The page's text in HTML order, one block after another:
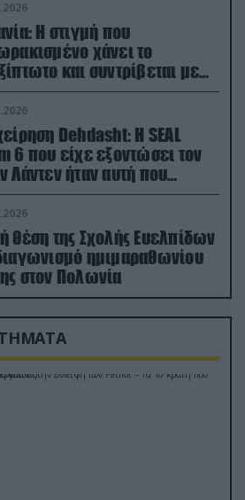
Η στιγμή που
χάνει το
και συντρίβεται με
στο έδαφος (βίντεο)
Dehdasht: Η SEAL
6 που είχε εξοντώσει τον
Λάντεν ήταν αυτή που
τον πιλότο του F-15
θέση της Σχολής Ευελπίδων
ημιμαραθωνίου
στον Πολωνία